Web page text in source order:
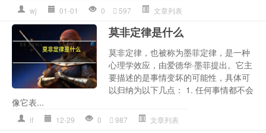
wj 01-01 0 597 文章列表
莫非定律是什么
莫非定律，也被称为墨菲定律，是一种
心理学效应，由爱德华·墨菲提出。它主
要描述的是事情变坏的可能性，具体可
以归纳为以下几点： 1. 任何事情都不会
像它表...
lf 12-29 0 987 文章列表